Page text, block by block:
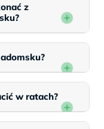
z
w ratach?